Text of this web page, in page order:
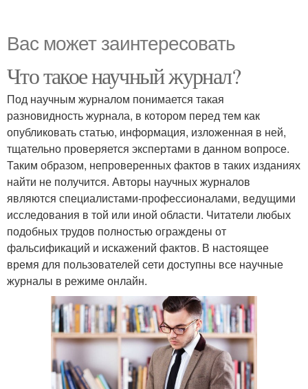
Вас может заинтересовать
Что такое научный журнал?
Под научным журналом понимается такая
разновидность журнала, в котором перед тем как
опубликовать статью, информация, изложенная в ней,
тщательно проверяется экспертами в данном вопросе.
Таким образом, непроверенных фактов в таких изданиях
найти не получится. Авторы научных журналов
являются специалистами-профессионалами, ведущими
исследования в той или иной области. Читатели любых
подобных трудов полностью ограждены от
фальсификаций и искажений фактов. В настоящее
время для пользователей сети доступны все научные
журналы в режиме онлайн.